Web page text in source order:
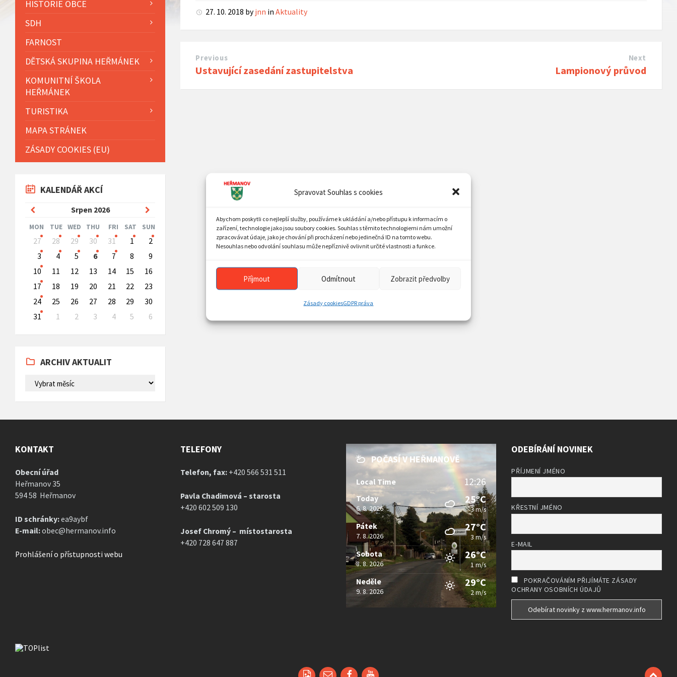
Spravovat Souhlas s cookies
Abychom poskytli co nejlepší služby, používáme k ukládání a/nebo přístupu k informacím o
zařízení, technologie jako jsou soubory cookies. Souhlas s těmito technologiemi nám umožní
zpracovávat údaje, jako je chování při procházení nebo jedinečná ID na tomto webu.
Nesouhlas nebo odvolání souhlasu může nepříznivě ovlivnit určité vlastnosti a funkce.
Příjmout Odmítnout Zobrazit předvolby
Zásady cookiesGDPR práva
27. 10. 2018 by jnn inAktuality
Previous
Ustavující zasedání zastupitelstva
Next
Lampionový průvod
HISTORIE OBCE
SDH
FARNOST
DĚTSKÁ SKUPINA HEŘMÁNEK
KOMUNITNÍ ŠKOLA
HEŘMÁNEK
TURISTIKA
MAPA STRÁNEK
ZÁSADY COOKIES (EU)
KALENDÁŘ AKCÍ
Srpen 2026
Previous
Month
Month
MON TUE WED THU FRI SAT SUN
Skip
calendar
days
27 28 29 30 31 1
2
3
4 5 6 7 8
9
10
11 12 13 14 15
16
17
18 19 20 21 22
23
24
25 26 27 28 29
30
31
1 2 3 4 5
6
to
days
ARCHIV AKTUALIT
ARCHIV
AKTUALIT
KONTAKT
Obecní úřad
Heřmanov 35
594 58 Heřmanov
ID schránky:ea9aybf
E-mail:obec@hermanov.info
Prohlášení o přístupnosti webu
TELEFONY
Telefon, fax: +420 566 531 511
Pavla Chadimová – starosta
+420 602 509 130
Josef Chromý – místostarosta
+420 728 647 887
POČASÍ V HEŘMANOVĚ
Local Time 12:26
Today
6. 8. 2026
25°C
3 m/s
Pátek
7. 8. 2026
27°C
3 m/s
Sobota
8. 8. 2026
26°C
1 m/s
Neděle
9. 8. 2026
29°C
2 m/s
ODEBÍRÁNÍ NOVINEK
PŘÍJMENÍ JMÉNO
KŘESTNÍ JMÉNO
E-MAIL
POKRAČOVÁNÍM PŘIJÍMÁTE ZÁSADY
OCHRANY OSOBNÍCH ÚDAJŮ
EmailFacebookYouTube